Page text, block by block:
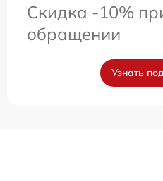
Скидка -10%
обращении
Узнать